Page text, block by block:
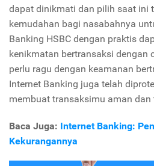
dapat dinikmati dan pilih saat ini
kemudahan bagi nasabahnya
Banking HSBC dengan praktis
kenikmatan bertransaksi dengan
perlu ragu dengan keamanan
Internet Banking juga telah
membuat transaksimu aman dan
Baca Juga: Internet Banking:
Kekurangannya